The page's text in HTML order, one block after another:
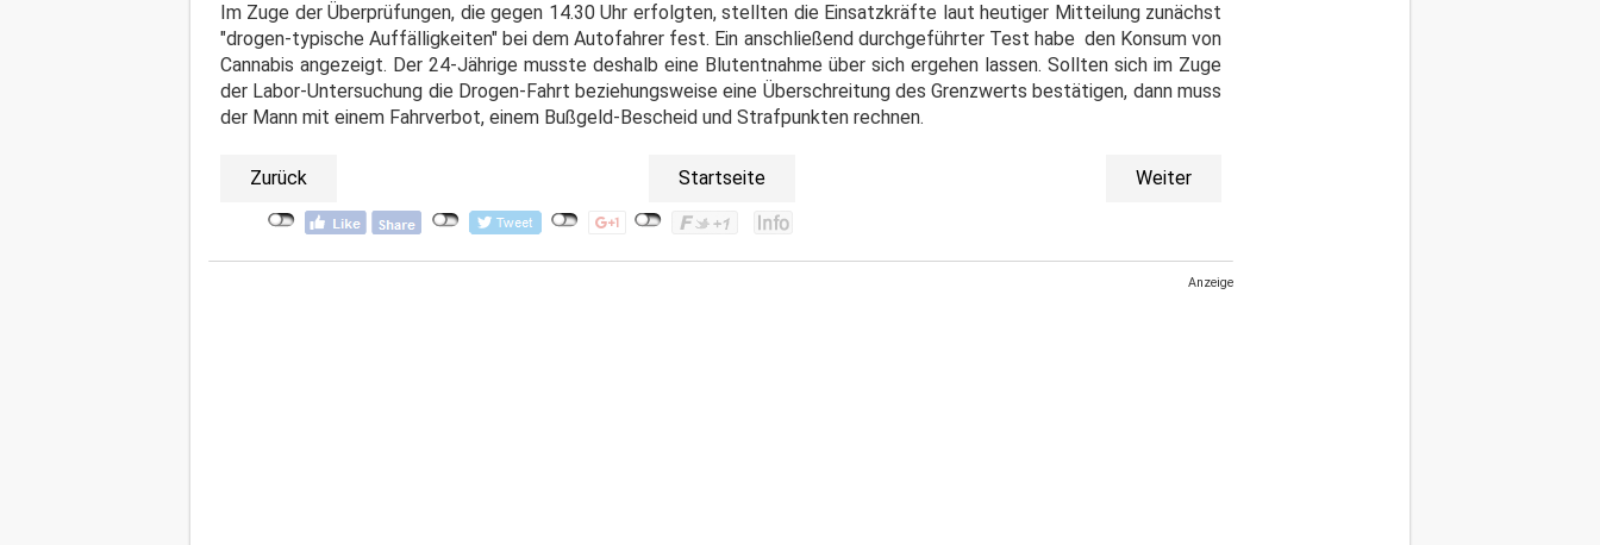
Im Zuge der Überprüfungen, die gegen 14.30 Uhr erfolgten, stellten die Einsatzkräfte laut heutiger Mitteilung zunächst
"drogen-typische Auffälligkeiten" bei dem Autofahrer fest. Ein anschließend durchgeführter Test habe den Konsum von
Cannabis angezeigt. Der 24-Jährige musste deshalb eine Blutentnahme über sich ergehen lassen. Sollten sich im Zuge
der Labor-Untersuchung die Drogen-Fahrt beziehungsweise eine Überschreitung des Grenzwerts bestätigen, dann muss
der Mann mit einem Fahrverbot, einem Bußgeld-Bescheid und Strafpunkten rechnen.
Zurück Startseite Weiter
Anzeige